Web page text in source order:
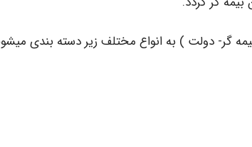
گر- دولت ) به انواع مختلف زیر دسته بندی